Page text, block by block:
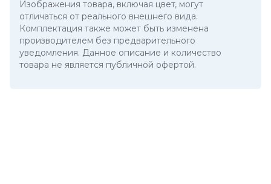
Изображения товара, включая цвет, могут
отличаться от реального внешнего вида.
Комплектация также может быть изменена
производителем без предварительного
уведомления. Данное описание и количество
товара не является публичной офертой.